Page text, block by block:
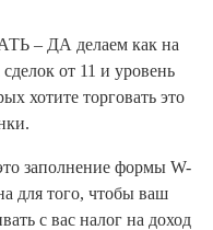
– ДА делаем как на
от 11 и уровень
хотите торговать это
заполнение формы W-
для того, чтобы ваш
с вас налог на доход